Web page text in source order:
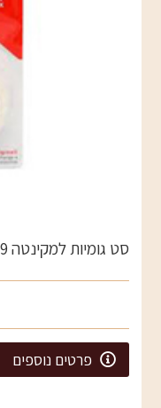
סט גומיות למקינטה 9
פרטים נוספים